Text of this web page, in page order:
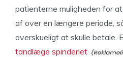
patienterne muligheden for
af over en længere periode,
overskueligt at skulle betale.
tandlæge spinderiet